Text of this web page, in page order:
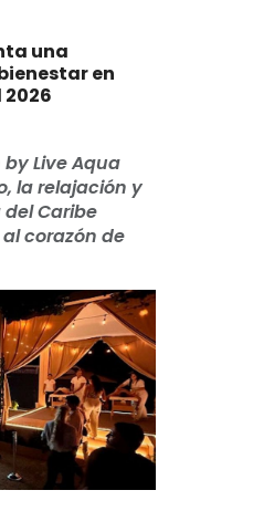
una
en
Live Aqua
la relajación y
Caribe
corazón de